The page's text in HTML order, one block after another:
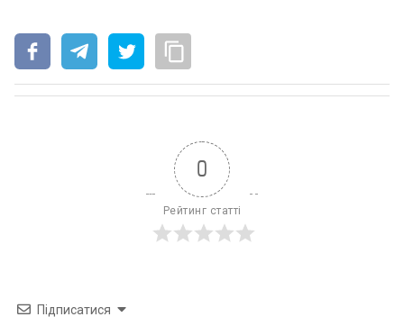
0
Рейтинг статті
Підписатися